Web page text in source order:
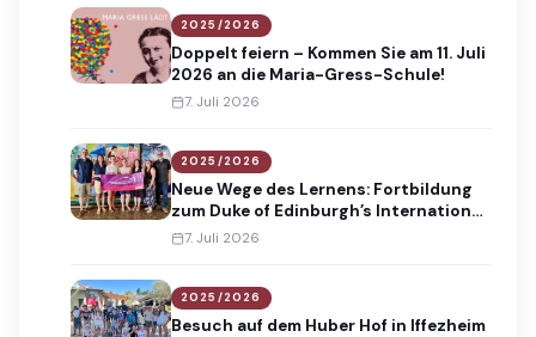
2025/2026
Doppelt feiern – Kommen Sie am 11. Juli
2026 an die Maria-Gress-Schule!
7. Juli 2026
2025/2026
Neue Wege des Lernens: Fortbildung
zum Duke of Edinburgh’s International
Award
7. Juli 2026
2025/2026
Besuch auf dem Huber Hof in Iffezheim